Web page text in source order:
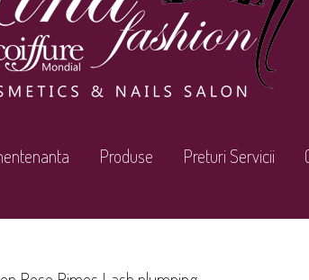
Produse Preturi Servicii